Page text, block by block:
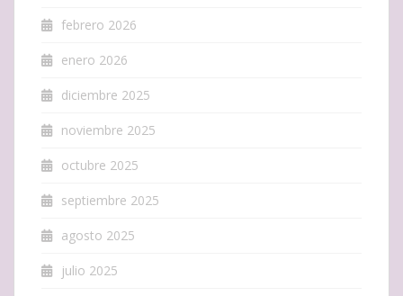
febrero 2026
enero 2026
diciembre 2025
noviembre 2025
octubre 2025
septiembre 2025
agosto 2025
julio 2025